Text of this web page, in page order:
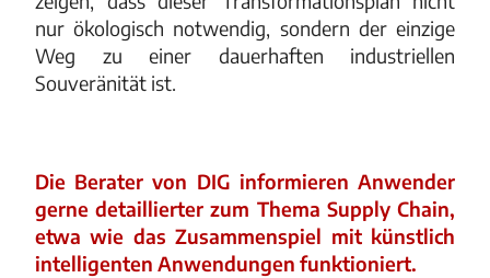
nur ökologisch notwendig, sondern der einzige
Weg zu einer dauerhaften industriellen
Souveränität ist.
Die Berater von DIG informieren Anwender
gerne detaillierter zum Thema Supply Chain,
etwa wie das Zusammenspiel mit künstlich
intelligenten Anwendungen funktioniert.